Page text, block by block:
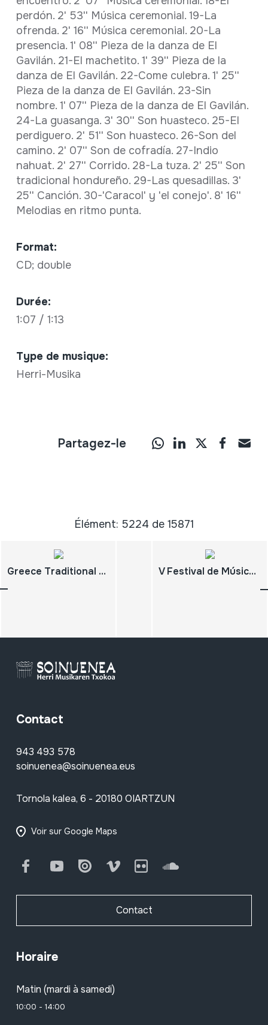
perdón. 2' 53'' Música ceremonial. 19-La
ofrenda. 2' 16'' Música ceremonial. 20-La
presencia. 1' 08'' Pieza de la danza de El
Gavilán. 21-El machetito. 1' 39'' Pieza de la
danza de El Gavilán. 22-Come culebra. 1' 25''
Pieza de la danza de El Gavilán. 23-Sin
nombre. 1' 07'' Pieza de la danza de El Gavilán.
24-La guasanga. 3' 30'' Son huasteco. 25-El
perdiguero. 2' 51'' Son huasteco. 26-Son del
camino. 2' 07'' Son de cofradía. 27-Indio
nahuat. 2' 27'' Corrido. 28-La tuza. 2' 25'' Son
tradicional hondureño. 29-Las quesadillas. 3'
25'' Canción. 30-'Caracol' y 'el conejo'. 8' 16''
Melodias en ritmo punta.
Format:
CD; double
Durée:
1:07 / 1:13
Type de musique:
Herri-Musika
Partagez-le
Élément: 5224 de 15871
Greece Traditional Music of Greece; Musique Traditionnelle de Grèce V Festival de Música y Danza Indígena. INI. 1993 - Año Internacional de los Pueblos Indígenas.
Contact
943 493 578
soinuenea@soinuenea.eus
Tornola kalea, 6 - 20180 OIARTZUN
Voir sur Google Maps
FacebookYoutube Issuu Vimeo Flickr SoundCloud
Contact
Horaire
Matin (mardi à samedi)
10:00 - 14:00